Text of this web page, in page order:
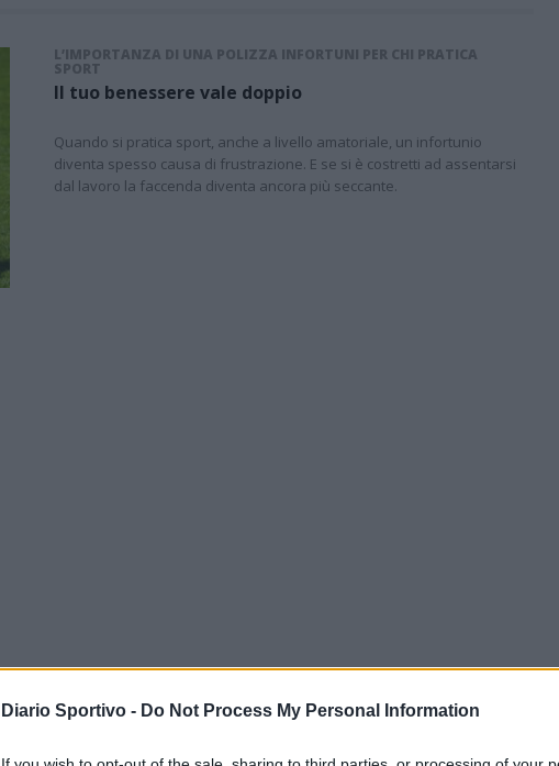
Diario Sportivo - Do Not Process My Personal Information
L’IMPORTANZA DI UNA POLIZZA INFORTUNI PER CHI PRATICA
SPORT
Il tuo benessere vale doppio
Quando si pratica sport, anche a livello amatoriale, un infortunio
diventa spesso causa di frustrazione. E se si è costretti ad assentarsi
dal lavoro la faccenda diventa ancora più seccante.